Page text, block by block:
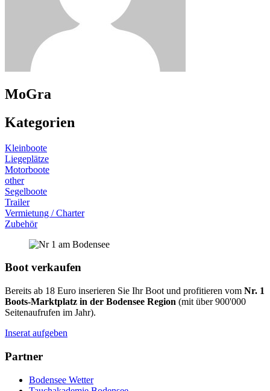
MoGra
Kategorien
Kleinboote
Liegeplätze
Motorboote
other
Segelboote
Trailer
Vermietung / Charter
Zubehör
Boot verkaufen
Bereits ab 18 Euro inserieren Sie Ihr Boot und profitieren vom Nr. 1
Boots-Marktplatz in der Bodensee Region (mit über 900'000
Seitenaufrufen im Jahr).
Inserat aufgeben
Partner
Bodensee Wetter